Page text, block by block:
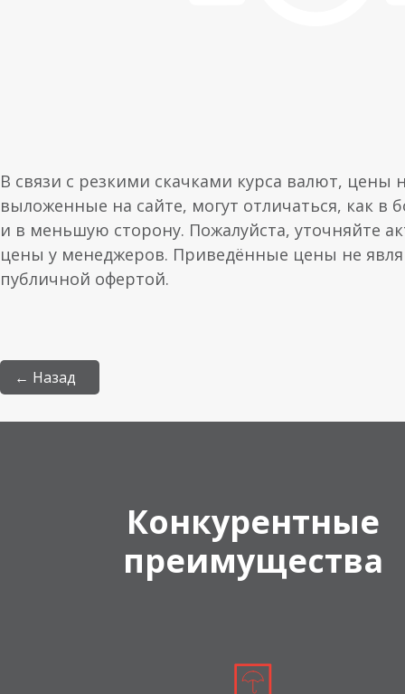
В связи с резкими скачками курса валют, цены
выложенные на сайте, могут отличаться, как в
и в меньшую сторону. Пожалуйста, уточняйте
цены у менеджеров. Приведённые цены не
публичной офертой.
← Назад
Конкурентные
преимущества